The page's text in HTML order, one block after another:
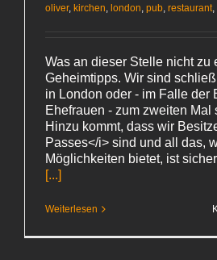
oliver, kirchen london pub restaurant
Was an dieser Stelle nicht zu
Geheimtipps. Wir sind
in London oder - im Falle der
Ehefrauen - zum zweiten Mal
Hinzu kommt, dass wir
Passes</i> sind und all das,
Möglichkeiten bietet, ist
[...]
Weiterlesen